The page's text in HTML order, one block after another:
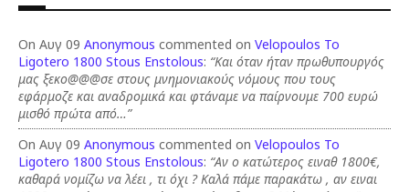
On Αυγ 09 Anonymous commented on Velopoulos To
Ligotero 1800 Stous Enstolous: “Και όταν ήταν πρωθυπουργός
μας ξεκο@@@σε στους μνημονιακούς νόμους που τους
εφάρμοζε και αναδρομικά και φτάναμε να παίρνουμε 700 ευρώ
μισθό πρώτα από…”
On Αυγ 09 Anonymous commented on Velopoulos To
Ligotero 1800 Stous Enstolous: “Αν ο κατώτερος ειναθ 1800€,
καθαρά νομίζω να λέει , τι όχι ? Καλά πάμε παρακάτω , αν ειναι